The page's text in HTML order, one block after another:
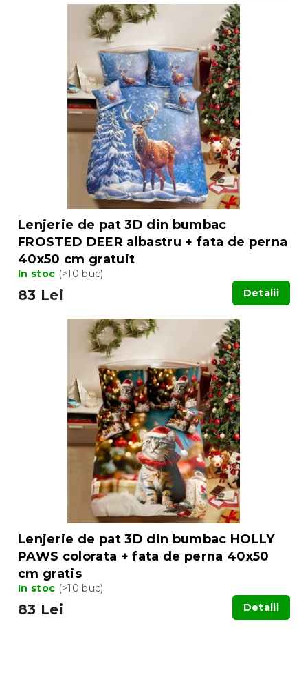
Lenjerie de pat 3D din bumbac
FROSTED DEER albastru + fata de perna
40x50 cm gratuit
In stoc (>10 buc)
83 Lei Detalii
Lenjerie de pat 3D din bumbac HOLLY
PAWS colorata + fata de perna 40x50
cm gratis
In stoc (>10 buc)
83 Lei Detalii